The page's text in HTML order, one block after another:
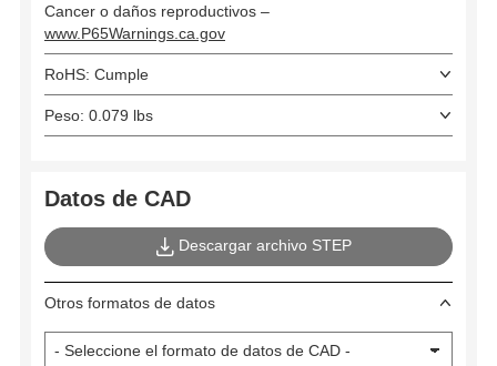
Cancer o daños reproductivos –
www.P65Warnings.ca.gov
RoHS: Cumple
Peso: 0.079 lbs
Datos de CAD
Descargar archivo STEP
Otros formatos de datos